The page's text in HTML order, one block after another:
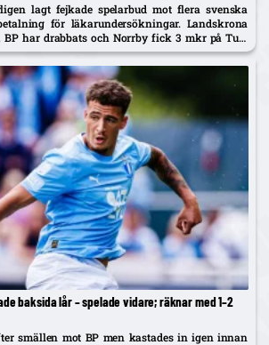
lagt fejkade spelarbud mot flera svenska
för läkarundersökningar. Landskrona
har drabbats och Norrby fick 3 mkr på Ture
avslöjades.
baksida lår – spelade vidare; räknar med 1–2
smällen mot BP men kastades in igen innan